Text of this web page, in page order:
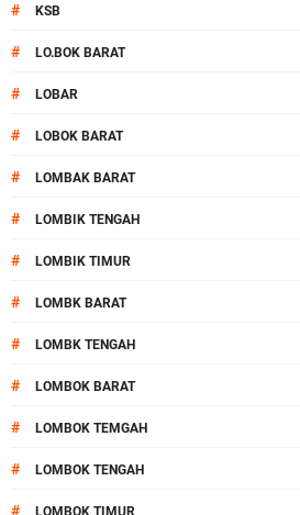
# KSB
# LO.BOK BARAT
# LOBAR
# LOBOK BARAT
# LOMBAK BARAT
# LOMBIK TENGAH
# LOMBIK TIMUR
# LOMBK BARAT
# LOMBK TENGAH
# LOMBOK BARAT
# LOMBOK TEMGAH
# LOMBOK TENGAH
# LOMBOK TIMUR